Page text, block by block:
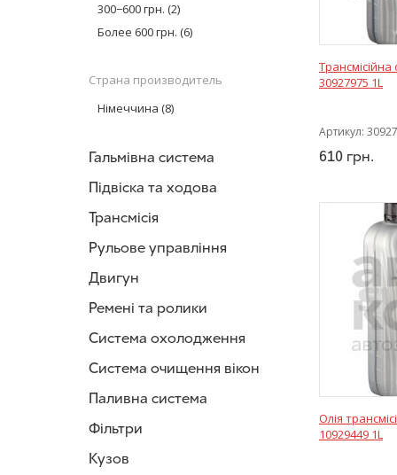
300−600 грн. (2)
Более 600 грн. (6)
Страна производитель
Німеччина (8)
Гальмівна система
Підвіска та ходова
Трансмісія
Рульове управління
Двигун
Ремені та ролики
Система охолодження
Система очищення вікон
Паливна система
Фільтри
Кузов
Трансмісійна
30927975 1L
Артикул:
610 грн.
Олія
10929449 1L